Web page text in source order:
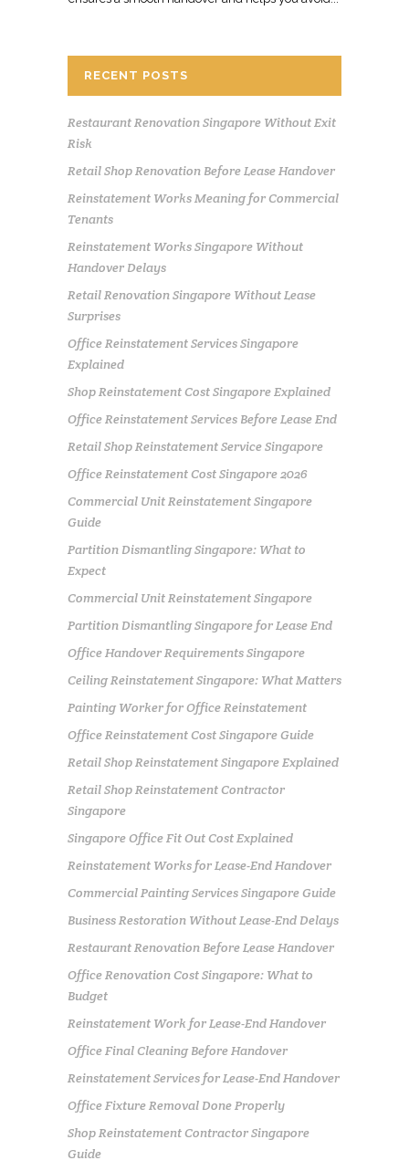
RECENT POSTS
Restaurant Renovation Singapore Without Exit
Risk
Retail Shop Renovation Before Lease Handover
Reinstatement Works Meaning for Commercial
Tenants
Reinstatement Works Singapore Without
Handover Delays
Retail Renovation Singapore Without Lease
Surprises
Office Reinstatement Services Singapore
Explained
Shop Reinstatement Cost Singapore Explained
Office Reinstatement Services Before Lease End
Retail Shop Reinstatement Service Singapore
Office Reinstatement Cost Singapore 2026
Commercial Unit Reinstatement Singapore
Guide
Partition Dismantling Singapore: What to
Expect
Commercial Unit Reinstatement Singapore
Partition Dismantling Singapore for Lease End
Office Handover Requirements Singapore
Ceiling Reinstatement Singapore: What Matters
Painting Worker for Office Reinstatement
Office Reinstatement Cost Singapore Guide
Retail Shop Reinstatement Singapore Explained
Retail Shop Reinstatement Contractor
Singapore
Singapore Office Fit Out Cost Explained
Reinstatement Works for Lease-End Handover
Commercial Painting Services Singapore Guide
Business Restoration Without Lease-End Delays
Restaurant Renovation Before Lease Handover
Office Renovation Cost Singapore: What to
Budget
Reinstatement Work for Lease-End Handover
Office Final Cleaning Before Handover
Reinstatement Services for Lease-End Handover
Office Fixture Removal Done Properly
Shop Reinstatement Contractor Singapore
Guide